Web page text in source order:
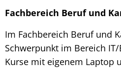
Fachbereich Beruf und
Im Fachbereich Beruf und
Schwerpunkt im Bereich
Kurse mit eigenem Laptop